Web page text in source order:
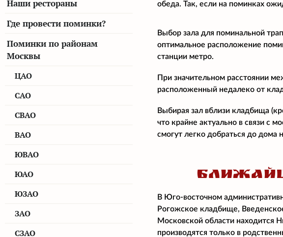
Наши рестораны
Где провести поминки?
Поминки по районам
Москвы
ЦАО
САО
СВАО
ВАО
ЮВАО
ЮАО
ЮЗАО
ЗАО
СЗАО
обеда. Так, если на поминках
Выбор зала для поминальной
оптимальное расположение
станции метро.
При значительном расстоянии
расположенный недалеко от
Выбирая зал вблизи кладбища
что крайне актуально в связи с
смогут легко добраться до дома
В Юго-восточном
Рогожское кладбище,
Московской области находится
производятся только в